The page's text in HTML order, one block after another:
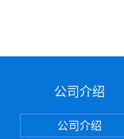
公司介绍
公司介绍